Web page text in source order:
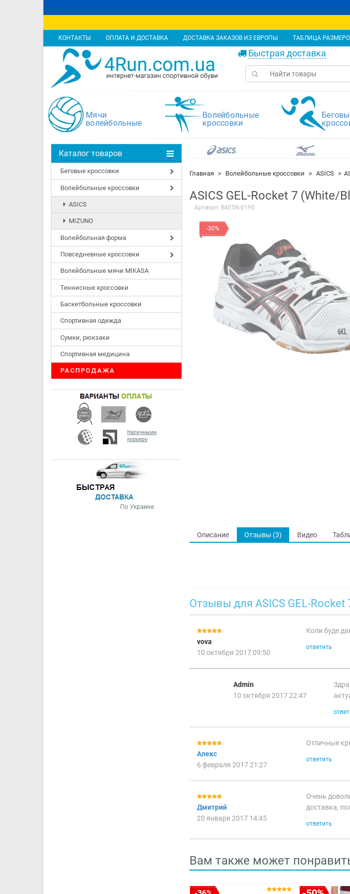
КОНТАКТЫ ОПЛАТА И ДОСТАВКА ДОСТАВКА ЗАКАЗОВ ИЗ ЕВРОПЫ ТАБЛИЦА
Быстрая доставка
Мячи
волейбольные
Волейбольные
кроссовки
Каталог товаров
Беговые кроссовки
Волейбольные кроссовки
ASICS
MIZUNO
Волейбольная форма
Повседневные кроссовки
Волейбольные мячи MIKASA
Теннисные кроссовки
Баскетбольные кроссовки
Спортивная одежда
Сумки, рюкзаки
Спортивная медицина
РАСПРОДАЖА
Главная Волейбольные кроссовки ASICS
ASICS GEL-Rocket 7 (White/
Артикул: B405N-0190
-30%
Описание Отзывы (3) Видео
Отзывы для ASICS GEL-
vova
10 октября 2017 09:50
Коли буде
ответить
Admin
10 октября 2017 22:47
Алекс
6 февраля 2017 21:27
Отличные
ответить
Дмитрий
20 января 2017 14:45
Очень
доставка,
ответить
Вам также может